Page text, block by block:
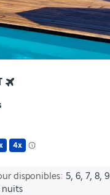
4x
disponibles 5, 6, 7, 8,
nuits